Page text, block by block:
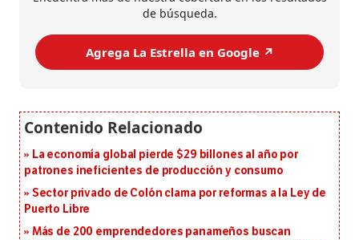
de búsqueda.
Agrega La Estrella en Google ↗️
La economía global pierde $29 billones al año por
patrones ineficientes de producción y consumo
Sector privado de Colón clama por reformas a la Ley de
Puerto Libre
Más de 200 emprendedores panameños buscan